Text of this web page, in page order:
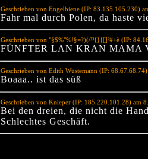
Geschrieben von Engelbiene (IP: 83.135.105.230)
Fahr mal durch Polen, da haste
Geschrieben von "§$%"%!§=?)(/³³{}{[]²#+è (IP:
FÜNFTER LAN KRAN MAMA
Geschrieben von Edith Wüstemann (IP:
Boaaa.. ist das süß
Geschrieben von Knieper (IP: 185.220.101.28) am
Bei den dreien, die nicht die
Schlechtes Geschäft.